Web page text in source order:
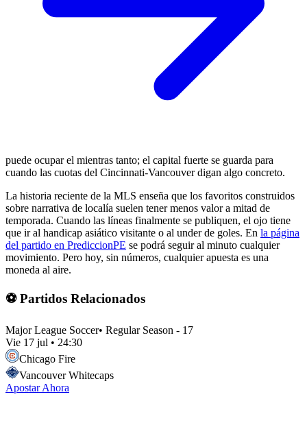
puede ocupar el mientras tanto; el capital fuerte se guarda para
cuando las cuotas del Cincinnati-Vancouver digan algo concreto.
La historia reciente de la MLS enseña que los favoritos construidos
sobre narrativa de localía suelen tener menos valor a mitad de
temporada. Cuando las líneas finalmente se publiquen, el ojo tiene
que ir al handicap asiático visitante o al under de goles. En la página
del partido en PrediccionPE se podrá seguir al minuto cualquier
movimiento. Pero hoy, sin números, cualquier apuesta es una
moneda al aire.
⚽ Partidos Relacionados
Major League Soccer• Regular Season - 17
Vie 17 jul • 24:30
Chicago Fire
Vancouver Whitecaps
Apostar Ahora